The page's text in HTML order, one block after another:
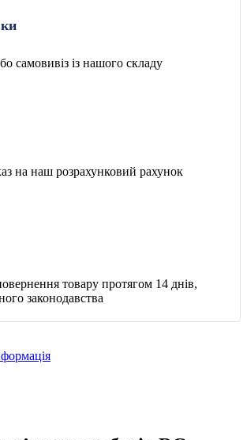
самовивіз із нашого складу
на наш розрахунковий рахунок
товару протягом 14 днів,
законодавства